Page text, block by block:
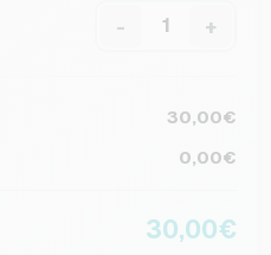
- +
30,00€
0,00€
30,00€